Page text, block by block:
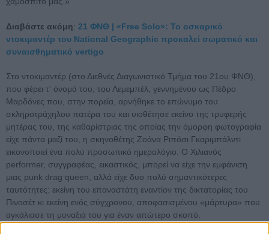
Διαβάστε ακόμη: 21 ΦΝΘ | «Free Solo»: Το οσκαρικό
ντοκιμαντέρ του National Geographic προκαλεί σωματικό και
συναισθηματικό vertigo
Στο ντοκιμαντέρ (στο Διεθνές Διαγωνιστικό Τμήμα του 21ου ΦΝΘ),
που φέρει τ' όνομά του, του Λεμεμπέλ, γεννημένου ως Πέδρο
Μαρδόνες που, στην πορεία, αρνήθηκε το επώνυμο του
σκληροτράχηλου πατέρα του και υιοθέτησε εκείνο της τρυφερής
μητέρας του, της καθαρίστριας της οποίας την όμορφη φωτογραφία
είχε πάντα μαζί του, η σκηνοθέτης Ζοάνα Ριπόσι Γκαριμπάλντι
εικονοποιεί ένα πολύ προσωπικό ημερολόγιο. Ο Χιλιανός
performer, συγγραφέας, εικαστικός, μπορεί να είχε την εμφάνιση
μιας punk drag queen, αλλά είχε δυο πολύ σημαντικότερες
ταυτότητες: εκείνη του επαναστάτη εναντίον της δικτατορίας του
Πινοσέτ κι εκείνη ενός σύγχρονου, αποφασισμένου «μάρτυρα» που
αγκάλιασε τη μοναξιά του για έναν απώτερο σκοπό.